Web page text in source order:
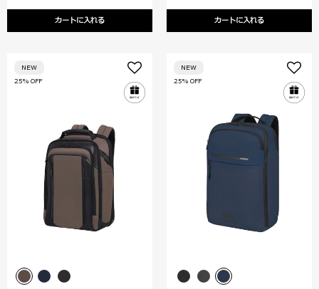
カートに入れる カートに入れる
25% OFF
NEW
25% OFF
NEW